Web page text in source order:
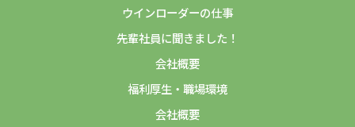
ウインローダーの仕事
先輩社員に聞きました！
会社概要
福利厚生・職場環境
会社概要